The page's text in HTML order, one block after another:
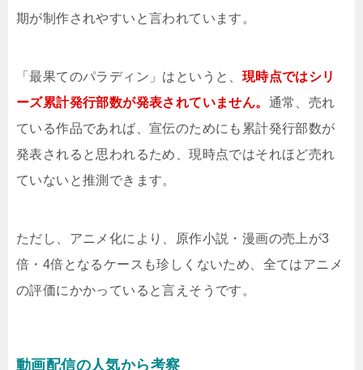
期が制作されやすいと言われています。
「最果てのパラディン」はというと、 現時点ではシリ
ーズ累計発行部数が発表されていません。 通常、売れ
ている作品であれば、宣伝のためにも累計発行部数が
発表されると思われるため、現時点ではそれほど売れ
ていないと推測できます。
ただし、アニメ化により、原作小説・漫画の売上が3
倍・4倍となるケースも珍しくないため、全てはアニメ
の評価にかかっていると言えそうです。
動画配信の人気から考察